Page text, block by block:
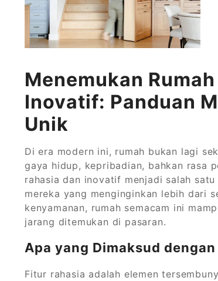
Menemukan
Inovatif: Panduan
Unik
Di era modern ini, rumah bukan lagi
gaya hidup, kepribadian, bahkan rasa
rahasia dan inovatif menjadi salah
mereka yang menginginkan lebih dari
kenyamanan, rumah semacam ini
jarang ditemukan di pasaran.
Apa yang Dimaksud
Fitur rahasia adalah elemen